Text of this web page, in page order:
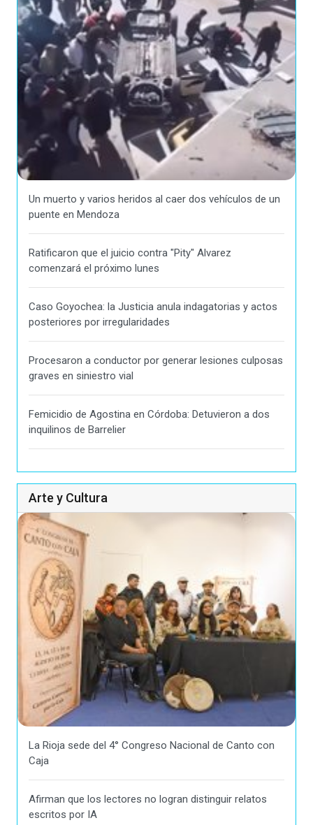
Un muerto y varios heridos al caer dos vehículos de un
puente en Mendoza
Ratificaron que el juicio contra "Pity" Alvarez
comenzará el próximo lunes
Caso Goyochea: la Justicia anula indagatorias y actos
posteriores por irregularidades
Procesaron a conductor por generar lesiones culposas
graves en siniestro vial
Femicidio de Agostina en Córdoba: Detuvieron a dos
inquilinos de Barrelier
Arte y Cultura
La Rioja sede del 4° Congreso Nacional de Canto con
Caja
Afirman que los lectores no logran distinguir relatos
escritos por IA